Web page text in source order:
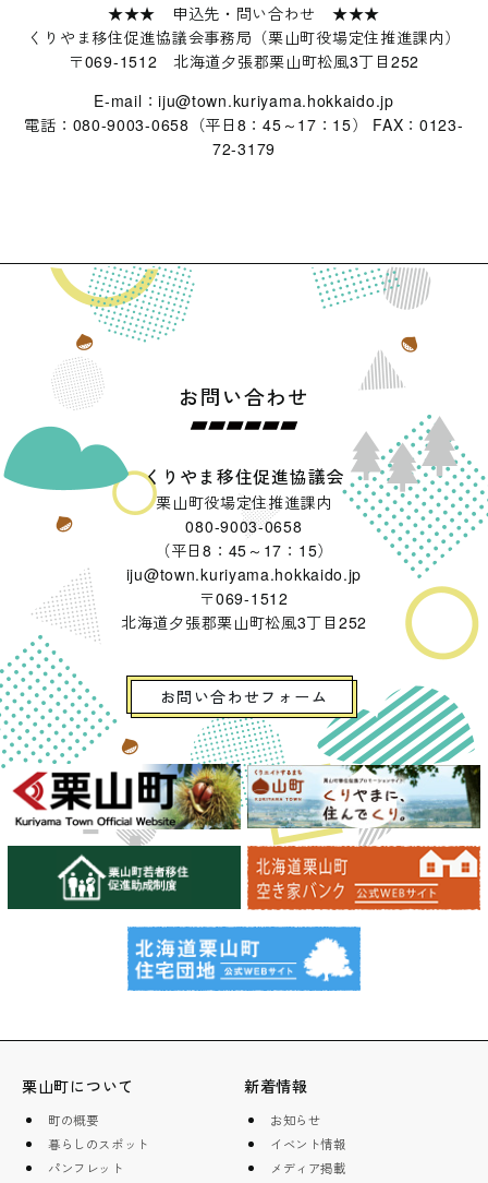
★★★ 申込先・問い合わせ ★★★
くりやま移住促進協議会事務局（栗山町役場定住推進課内）
〒069-1512 北海道夕張郡栗山町松風3丁目252
E-mail：iju@town.kuriyama.hokkaido.jp
電話：080-9003-0658（平日8：45～17：15） FAX：0123-
72-3179
お問い合わせ
くりやま移住促進協議会
栗山町役場定住推進課内
080-9003-0658
（平日8：45～17：15）
iju@town.kuriyama.hokkaido.jp
〒069-1512
北海道夕張郡栗山町松風3丁目252
お問い合わせフォーム
栗山町について
町の概要
暮らしのスポット
パンフレット
新着情報
お知らせ
イベント情報
メディア掲載